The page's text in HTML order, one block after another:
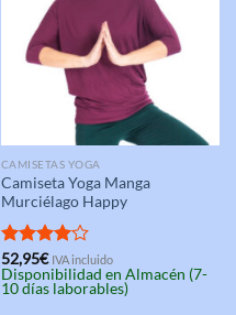
CAMISETAS YOGA
Camiseta Yoga Manga
Murciélago Happy
Valorado
con4.00
de 5
52,95€ IVA incluido
Disponibilidad en Almacén (7-
10 días laborables)